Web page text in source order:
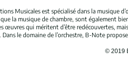
Musicales est spécialisé dans la musique
la musique de chambre, sont également
œuvres qui méritent d’être redécouvertes,
Dans le domaine de l’orchestre, B-Note
© 2019